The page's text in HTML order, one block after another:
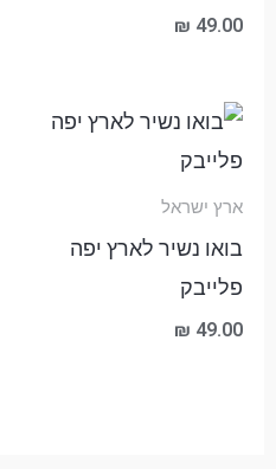
₪ 49.00
ארץ ישראל
בואו נשיר לארץ יפה
פלייבק
₪ 49.00